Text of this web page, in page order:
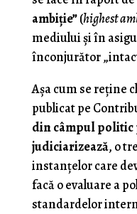
ambiţie”(highest
mediului şi în
înconjurător
Aşa cum se reţine
publicat pe
din câmpul politic
judiciarizează, o
instanţelor care
facă o evaluare a
standardelor